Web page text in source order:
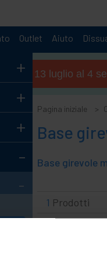
Outlet Aiuto
+
+
+
-
-
(dal 13 luglio al 4
Pagina iniziale
Base
1 Prodotti